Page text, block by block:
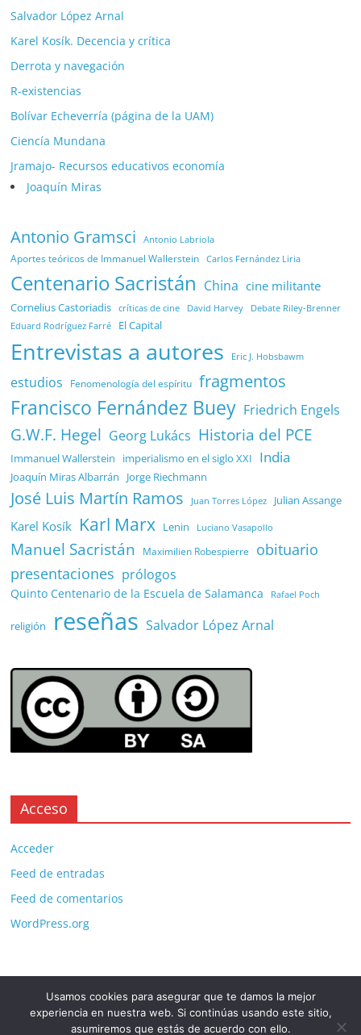
Salvador López Arnal
Karel Kosík. Decencia y crítica
Derrota y navegación
R-existencias
Bolívar Echeverría (página de la UAM)
Ciencía Mundana
Jramajo- Recursos educativos economía
Joaquín Miras
Antonio Gramsci Antonio Labriola
Aportes teóricos de Immanuel Wallerstein Carlos Fernández Liria
Centenario Sacristán China cine militante
Cornelius Castoriadis críticas de cine David Harvey Debate Riley-Brenner
Eduard Rodríguez Farré El Capital
Entrevistas a autores Eric J. Hobsbawm
estudios Fenomenología del espíritu fragmentos
Francisco Fernández Buey Friedrich Engels
G.W.F. Hegel Georg Lukács Historia del PCE
Immanuel Wallerstein imperialismo en el siglo XXI India
Joaquín Miras Albarrán Jorge Riechmann
José Luis Martín Ramos Juan Torres López Julian Assange
Karel Kosík Karl Marx Lenin Luciano Vasapollo
Manuel Sacristán Maximilien Robespierre
obituario
presentaciones prólogos
Quinto Centenario de la Escuela de Salamanca Rafael Poch
religión reseñas Salvador López Arnal
Acceso
Acceder
Feed de entradas
Feed de comentarios
WordPress.org
Copyright © 2026 . All rights reserved.
ColorMag Pro by ThemeGrill. Powered byWordPress.
Usamos cookies para asegurar que te damos la mejor
experiencia en nuestra web. Si continúas usando este sitio,
asumiremos que estás de acuerdo con ello.